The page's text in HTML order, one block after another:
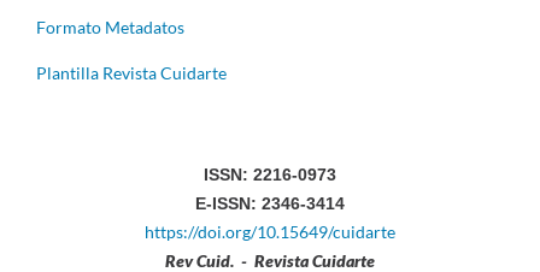
Formato Metadatos
Plantilla Revista Cuidarte
ISSN: 2216-0973
E-ISSN: 2346-3414
https://doi.org/10.15649/cuidarte
Rev Cuid. - Revista Cuidarte